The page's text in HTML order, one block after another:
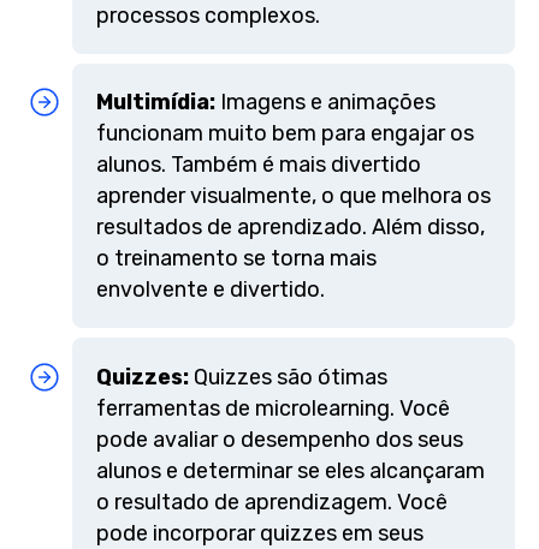
processos complexos.
Multimídia: Imagens e animações
funcionam muito bem para engajar os
alunos. Também é mais divertido
aprender visualmente, o que melhora os
resultados de aprendizado. Além disso,
o treinamento se torna mais
envolvente e divertido.
Quizzes: Quizzes são ótimas
ferramentas de microlearning. Você
pode avaliar o desempenho dos seus
alunos e determinar se eles alcançaram
o resultado de aprendizagem. Você
pode incorporar quizzes em seus